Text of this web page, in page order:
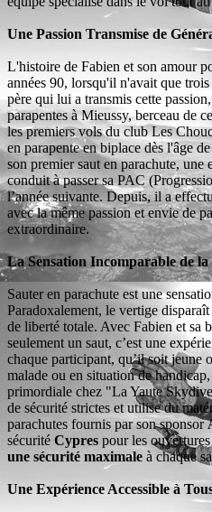
Une Passion Transmise de
L'histoire de Fabien et son amour
années 90, lorsqu'il n'avait que trois
père qui lui a transmis cette
parapentes à Mieussy, berceau de
les premiers vols du club Les
en parapente en biplace dès l'âge
son premier saut en parachute, une
conduit à passer sa PAC
l’année suivante. Depuis, il a
avec la même passion et envie de
extraordinaire.
La Sensation Incomparable de
Sauter en parachute est une
Paradoxalement, le vertige
de liberté totale. Avec Fabien et sa
seulement un saut, c’est une
chaque participant, qu’il soit jeune
malade ou en situation de
primordiale chez "La Yaute
de sécurité strictes et utilise du
parachutes fournis par son sponsor
sécurité Cypres pour les
une sécurité maximale à chaque
Une Expérience Accessible à